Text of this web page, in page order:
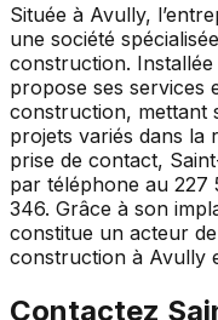
Située à Avully,
une société
construction.
propose ses services
construction, mettant
projets variés dans la
prise de contact,
par téléphone au 227
346. Grâce à son
constitue un acteur
construction à Avully
Contactez